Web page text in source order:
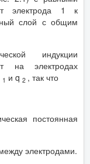
электрода 1 к
слой с общим
индукции
на электродах
1 и q 2 , так что
постоянная
электродами.